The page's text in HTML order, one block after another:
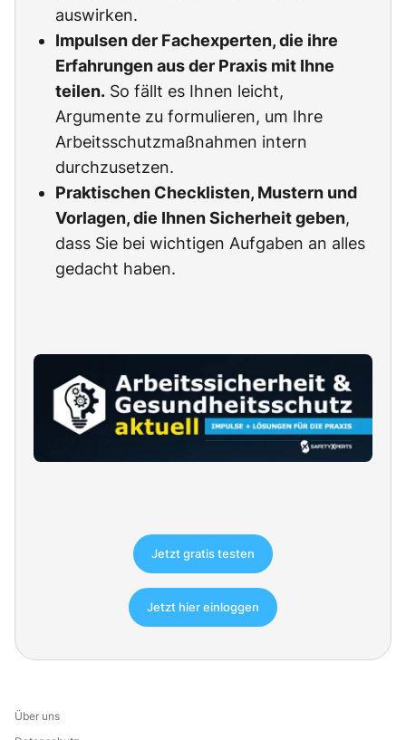
auswirken.
Impulsen der Fachexperten, die ihre
Erfahrungen aus der Praxis mit Ihne
teilen. So fällt es Ihnen leicht,
Argumente zu formulieren, um Ihre
Arbeitsschutzmaßnahmen intern
durchzusetzen.
Praktischen Checklisten, Mustern und
Vorlagen, die Ihnen Sicherheit geben,
dass Sie bei wichtigen Aufgaben an alles
gedacht haben.
Jetzt gratis testen
Jetzt hier einloggen
Über uns